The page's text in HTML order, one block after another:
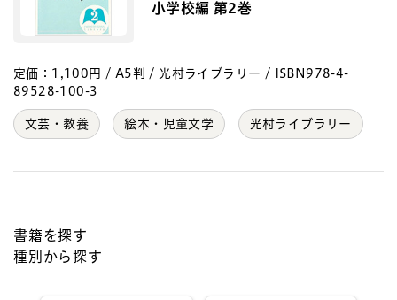
小学校編 第2巻
定価：1,100円 / A5判 / 光村ライブラリー / ISBN978-4-
89528-100-3
文芸・教養 絵本・児童文学 光村ライブラリー
書籍を探す
種別から探す